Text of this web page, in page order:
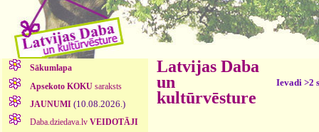
Sākumlapa
Apsekoto KOKUsaraksts
JAUNUMI (10.08.2026.)
Daba.dziedava.lv VEIDOTĀJI
Latvijas Daba
un
kultūrvēsture
Ievadi >2